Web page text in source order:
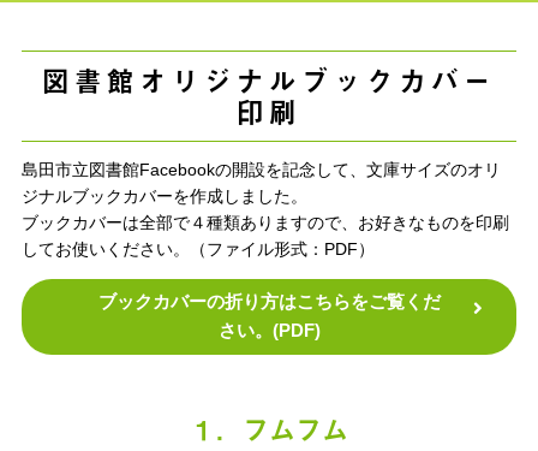
図書館オリジナルブックカバー
印刷
島田市立図書館Facebookの開設を記念して、文庫サイズのオリ
ジナルブックカバーを作成しました。
ブックカバーは全部で４種類ありますので、お好きなものを印刷
してお使いください。（ファイル形式：PDF）
ブックカバーの折り方はこちらをご覧くだ
さい。(PDF)
１．フムフム